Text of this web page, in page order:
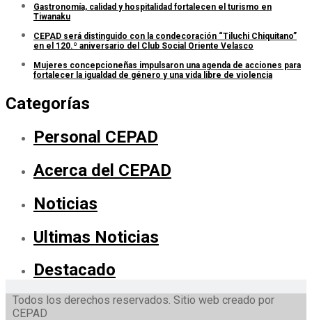
Gastronomía, calidad y hospitalidad fortalecen el turismo en
Tiwanaku
CEPAD será distinguido con la condecoración “Tiluchi Chiquitano”
en el 120.º aniversario del Club Social Oriente Velasco
Mujeres concepcioneñas impulsaron una agenda de acciones para
fortalecer la igualdad de género y una vida libre de violencia
Categorías
Personal CEPAD
Acerca del CEPAD
Noticias
Ultimas Noticias
Destacado
Todos los derechos reservados. Sitio web creado por
CEPAD